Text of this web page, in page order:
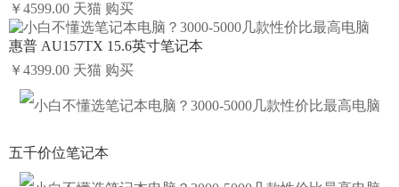
￥4599.00 天猫 购买
惠普 AU157TX 15.6英寸笔记本
￥4399.00 天猫 购买
五千价位笔记本